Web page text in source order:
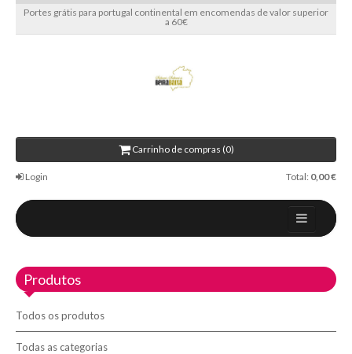
Portes grátis para portugal continental em encomendas de valor superior
a 60€
Carrinho de compras (0)
Login Total: 0,00 €
Sobre nós
Blog
Contactos
Produtos
Todos os produtos
Todas as categorias